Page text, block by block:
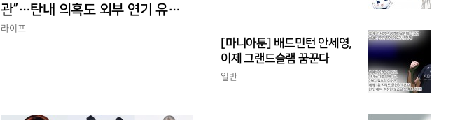
관”…탄내 의혹도 외부 연기 유입
반박
라이프
[마니아툰] 배드민턴 안세영,
이제 그랜드슬램 꿈꾼다
일반